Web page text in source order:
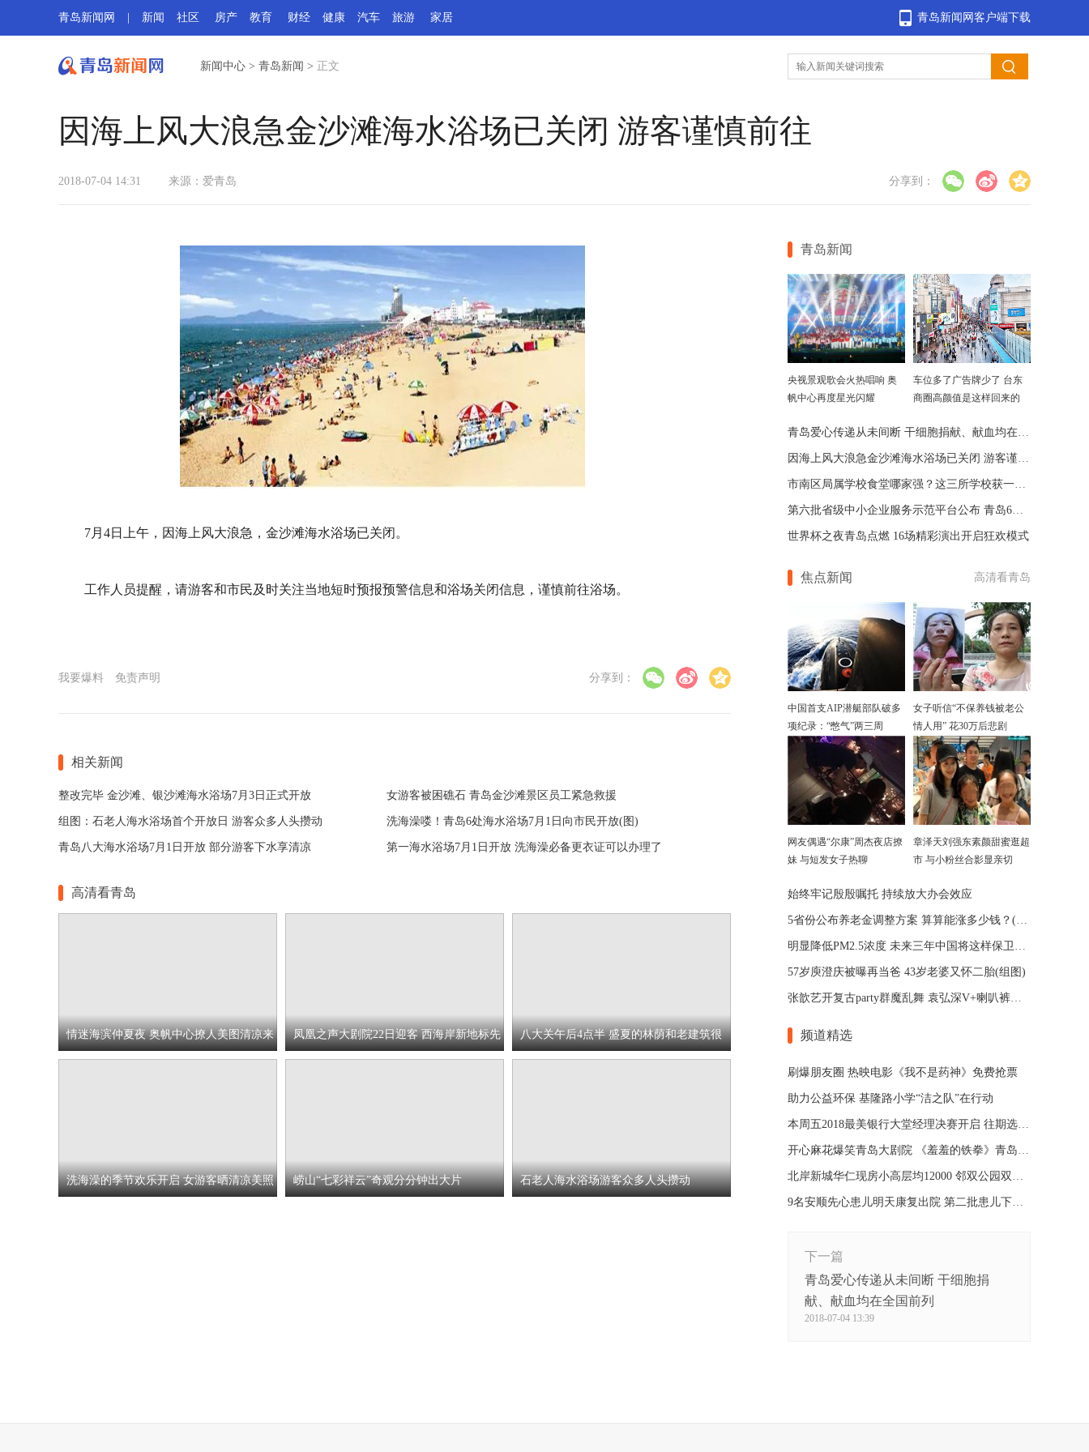
青岛新闻网客户端下载
青岛新闻网 新闻 社区 房产 教育 财经 健康 汽车 旅游 家居
新闻中心 > 青岛新闻 > 正文
因海上风大浪急金沙滩海水浴场已关闭 游客谨慎前往
2018-07-04 14:31 来源： 爱青岛 分享到：
7月4日上午，因海上风大浪急，金沙滩海水浴场已关闭。
工作人员提醒，请游客和市民及时关注当地短时预报预警信息和浴场关闭信息，谨慎前往浴场。
我要爆料 免责声明 分享到：
相关新闻
整改完毕 金沙滩、银沙滩海水浴场7月3日正式开放 女游客被困礁石 青岛金沙滩景区员工紧急救援
组图：石老人海水浴场首个开放日 游客众多人头攒动 洗海澡喽！青岛6处海水浴场7月1日向市民开放(图)
青岛八大海水浴场7月1日开放 部分游客下水享清凉 第一海水浴场7月1日开放 洗海澡必备更衣证可以办理了
高清看青岛
情迷海滨仲夏夜 奥帆中心撩人美图清凉来 凤凰之声大剧院22日迎客 西海岸新地标先 八大关午后4点半 盛夏的林荫和老建筑很
洗海澡的季节欢乐开启 女游客晒清凉美照 崂山“七彩祥云”奇观分分钟出大片 石老人海水浴场游客众多人头攒动
青岛新闻
央视景观歌会火热唱响 奥
帆中心再度星光闪耀
车位多了广告牌少了 台东
商圈高颜值是这样回来的
青岛爱心传递从未间断 干细胞捐献、献血均在全国前列
因海上风大浪急金沙滩海水浴场已关闭 游客谨慎前往
市南区局属学校食堂哪家强？这三所学校获一等奖
第六批省级中小企业服务示范平台公布 青岛6家平台入选
世界杯之夜青岛点燃 16场精彩演出开启狂欢模式
焦点新闻 高清看青岛
中国首支AIP潜艇部队破多
项纪录：“憋气”两三周
女子听信“不保养钱被老公
情人用” 花30万后悲剧
网友偶遇“尔康”周杰夜店撩
妹 与短发女子热聊
章泽天刘强东素颜甜蜜逛超
市 与小粉丝合影显亲切
始终牢记殷殷嘱托 持续放大办会效应
5省份公布养老金调整方案 算算能涨多少钱？(图)
明显降低PM2.5浓度 未来三年中国将这样保卫蓝天
57岁庾澄庆被曝再当爸 43岁老婆又怀二胎(组图)
张歆艺开复古party群魔乱舞 袁弘深V+喇叭裤造型夺冠
频道精选
刷爆朋友圈 热映电影《我不是药神》免费抢票
​助力公益环保 基隆路小学“洁之队”在行动
本周五2018最美银行大堂经理决赛开启 往期选手来助阵
开心麻花爆笑青岛大剧院 《羞羞的铁拳》青岛火爆上演
北岸新城华仁现房小高层均12000 邻双公园双地铁
9名安顺先心患儿明天康复出院 第二批患儿下周来青
下一篇
青岛爱心传递从未间断 干细胞捐
献、献血均在全国前列
2018-07-04 13:39